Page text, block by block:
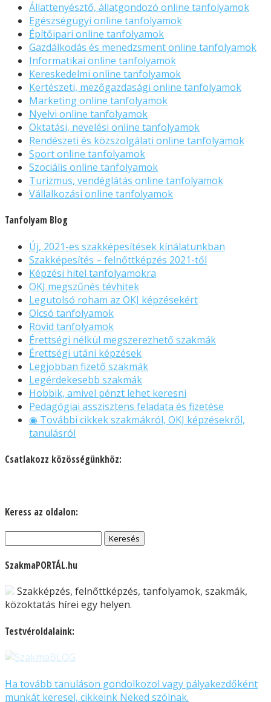
Állattenyésztő, állatgondozó online tanfolyamok
Egészségügyi online tanfolyamok
Építőipari online tanfolyamok
Gazdálkodás és menedzsment online tanfolyamok
Informatikai online tanfolyamok
Kereskedelmi online tanfolyamok
Kertészeti, mezőgazdasági online tanfolyamok
Marketing online tanfolyamok
Nyelvi online tanfolyamok
Oktatási, nevelési online tanfolyamok
Rendészeti és közszolgálati online tanfolyamok
Sport online tanfolyamok
Szociális online tanfolyamok
Turizmus, vendéglátás online tanfolyamok
Vállalkozási online tanfolyamok
Tanfolyam Blog
Új, 2021-es szakképesítések kínálatunkban
Szakképesítés – felnőttképzés 2021-től
Képzési hitel tanfolyamokra
OKJ megszűnés tévhitek
Legutolsó roham az OKJ képzésekért
Olcsó tanfolyamok
Rövid tanfolyamok
Érettségi nélkül megszerezhető szakmák
Érettségi utáni képzések
Legjobban fizető szakmák
Legérdekesebb szakmák
Hobbik, amivel pénzt lehet keresni
Pedagógiai asszisztens feladata és fizetése
◉ További cikkek szakmákról, OKJ képzésekről,
tanulásról
Csatlakozz közösségünkhöz:
Keress az oldalon:
SzakmaPORTÁL.hu
Szakképzés, felnőttképzés, tanfolyamok, szakmák,
közoktatás hírei egy helyen.
Testvéroldalaink:
Ha tovább tanuláson gondolkozol vagy pályakezdőként
munkát keresel, cikkeink Neked szólnak.